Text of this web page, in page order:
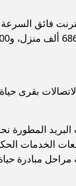
فائق
كريمة تشمل 332 مكتب